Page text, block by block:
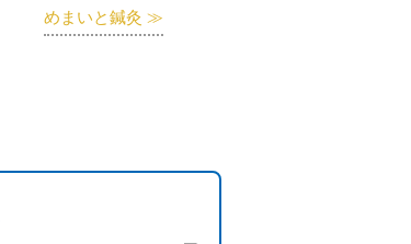
めまいと鍼灸 ≫